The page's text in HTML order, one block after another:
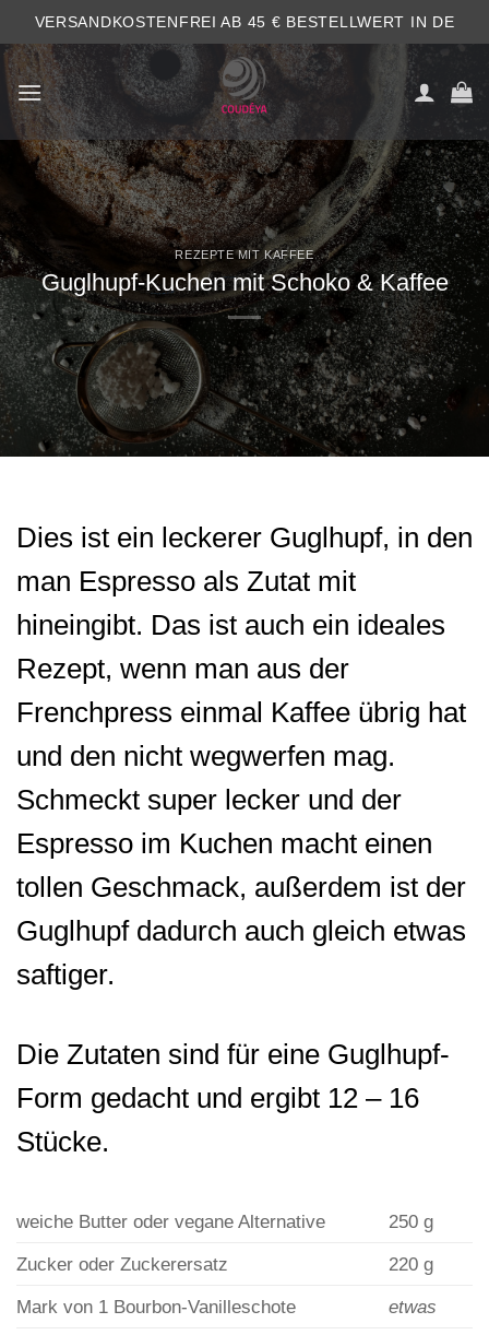
Inhalt
springen
VERSANDKOSTENFREI AB 45 € BESTELLWERT IN DE
REZEPTE MIT KAFFEE
Guglhupf-Kuchen mit Schoko & Kaffee
Dies ist ein leckerer Guglhupf, in den
man Espresso als Zutat mit
hineingibt. Das ist auch ein ideales
Rezept, wenn man aus der
Frenchpress einmal Kaffee übrig hat
und den nicht wegwerfen mag.
Schmeckt super lecker und der
Espresso im Kuchen macht einen
tollen Geschmack, außerdem ist der
Guglhupf dadurch auch gleich etwas
saftiger.
Die Zutaten sind für eine Guglhupf-
Form gedacht und ergibt 12 – 16
Stücke.
weiche Butter oder vegane Alternative 250 g
Zucker oder Zuckerersatz
220 g
Mark von 1 Bourbon-Vanilleschote
etwas